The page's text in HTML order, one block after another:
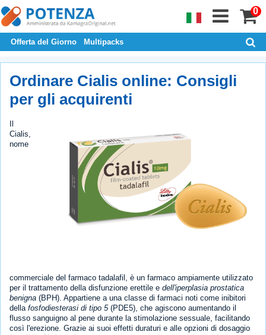
0
Offerta del Giorno Multipacks
Ordinare Cialis online: Consigli
per gli acquirenti
Il
Cialis,
nome
commerciale del farmaco tadalafil, è un farmaco ampiamente utilizzato
per il trattamento della disfunzione erettile e dell'iperplasia prostatica
benigna (BPH). Appartiene a una classe di farmaci noti come inibitori
della fosfodiesterasi di tipo 5(PDE5), che agiscono aumentando il
flusso sanguigno al pene durante la stimolazione sessuale, facilitando
così l'erezione. Grazie ai suoi effetti duraturi e alle opzioni di dosaggio